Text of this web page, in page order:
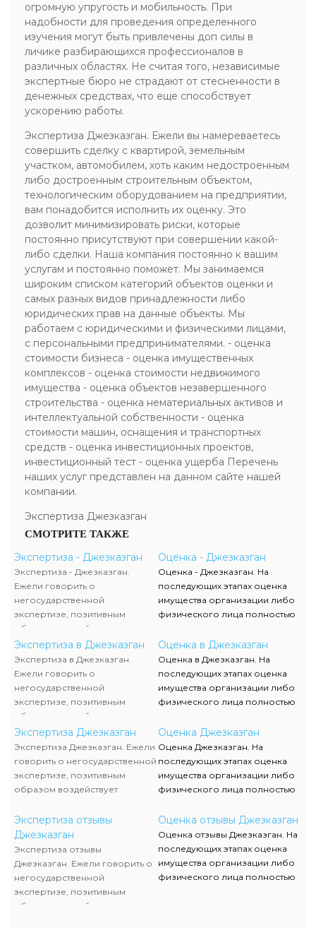
огромную упругость и мобильность. При
надобности для проведения определенного
изучения могут быть привлечены доп силы в
личике разбирающихся профессионалов в
различных областях. Не считая того, независимые
экспертные бюро не страдают от стесненности в
денежных средствах, что еще способствует
ускорению работы.
Экспертиза Джезказган. Ежели вы намереваетесь
совершить сделку с квартирой, земельным
участком, автомобилем, хоть каким недостроенным
либо достроенным строительным объектом,
технологическим оборудованием на предприятии,
вам понадобится исполнить их оценку. Это
дозволит минимизировать риски, которые
постоянно присутствуют при совершении какой-
либо сделки. Наша компания постоянно к вашим
услугам и постоянно поможет. Мы занимаемся
широким списком категорий объектов оценки и
самых разных видов принадлежности либо
юридических прав на данные объекты. Мы
работаем с юридическими и физическими лицами,
с персональными предпринимателями. - оценка
стоимости бизнеса - оценка имущественных
комплексов - оценка стоимости недвижимого
имущества - оценка объектов незавершенного
строительства - оценка нематериальных активов и
интеллектуальной собственности - оценка
стоимости машин, оснащения и транспортных
средств - оценка инвестиционных проектов,
инвестиционный тест - оценка ущерба Перечень
наших услуг представлен на данном сайте нашей
компании.
Экспертиза Джезказган
СМОТРИТЕ ТАКЖЕ
Экспертиза - Джезказган
Экспертиза - Джезказган.
Ежели говорить о
негосударственной
экспертизе, позитивным
образом воздействует
достаточно жесткая
конкуренция, которая
способствует формированию
полностью адекватного
уровня цен.
Экспертиза в Джезказган
Экспертиза в Джезказган.
Ежели говорить о
негосударственной
экспертизе, позитивным
образом воздействует
достаточно жесткая
конкуренция, которая
способствует формированию
полностью адекватного
уровня цен.
Экспертиза Джезказган
Экспертиза Джезказган. Ежели
говорить о негосударственной
экспертизе, позитивным
образом воздействует
конкуренция, которая
способствует формированию
полностью адекватного
уровня цен.
Экспертиза отзывы
Джезказган
Экспертиза отзывы
Джезказган. Ежели говорить о
негосударственной
экспертизе, позитивным
образом воздействует
Оценка - Джезказган
Оценка - Джезказган. На
последующих этапах оценка
имущества организации либо
физического лица полностью
служащих, тогда как участие
клиента ограничивается
объяснением отдельных
вопросов и предоставлением
недостающей документации.
Оценка в Джезказган
Оценка в Джезказган. На
последующих этапах оценка
имущества организации либо
физического лица полностью
служащих, тогда как участие
клиента ограничивается
объяснением отдельных
вопросов и предоставлением
недостающей документации.
Оценка Джезказган
Оценка Джезказган. На
последующих этапах оценка
имущества организации либо
физического лица полностью
служащих, тогда как участие
клиента ограничивается
объяснением отдельных
вопросов и предоставлением
недостающей документации.
Оценка отзывы Джезказган
Оценка отзывы Джезказган. На
последующих этапах оценка
имущества организации либо
физического лица полностью